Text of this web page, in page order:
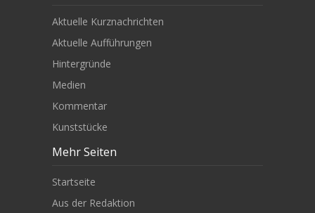
Aktuelle Kurznachrichten
Aktuelle Aufführungen
Hintergründe
Medien
Kommentar
Kunststücke
Mehr Seiten
Startseite
Aus der Redaktion